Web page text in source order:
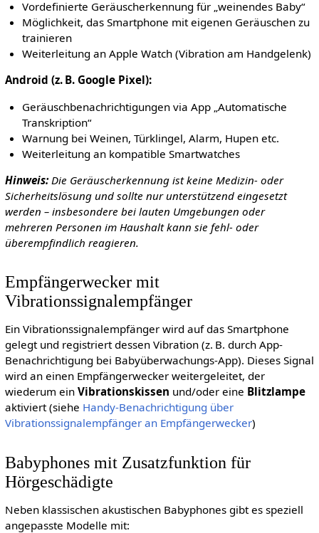
Vordefinierte Geräuscherkennung für „weinendes Baby“
Möglichkeit, das Smartphone mit eigenen Geräuschen zu
trainieren
Weiterleitung an Apple Watch (Vibration am Handgelenk)
Android (z. B. Google Pixel):
Geräuschbenachrichtigungen via App „Automatische
Transkription“
Warnung bei Weinen, Türklingel, Alarm, Hupen etc.
Weiterleitung an kompatible Smartwatches
Hinweis:Die Geräuscherkennung ist keine Medizin- oder
Sicherheitslösung und sollte nur unterstützend eingesetzt
werden – insbesondere bei lauten Umgebungen oder
mehreren Personen im Haushalt kann sie fehl- oder
überempfindlich reagieren.
Empfängerwecker mit
Vibrationssignalempfänger
Ein Vibrationssignalempfänger wird auf das Smartphone
gelegt und registriert dessen Vibration (z. B. durch App-
Benachrichtigung bei Babyüberwachungs-App). Dieses Signal
wird an einen Empfängerwecker weitergeleitet, der
wiederum ein Vibrationskissen und/oder eine Blitzlampe
aktiviert (siehe Handy-Benachrichtigung über
Vibrationssignalempfänger an Empfängerwecker)
Babyphones mit Zusatzfunktion für
Hörgeschädigte
Neben klassischen akustischen Babyphones gibt es speziell
angepasste Modelle mit: